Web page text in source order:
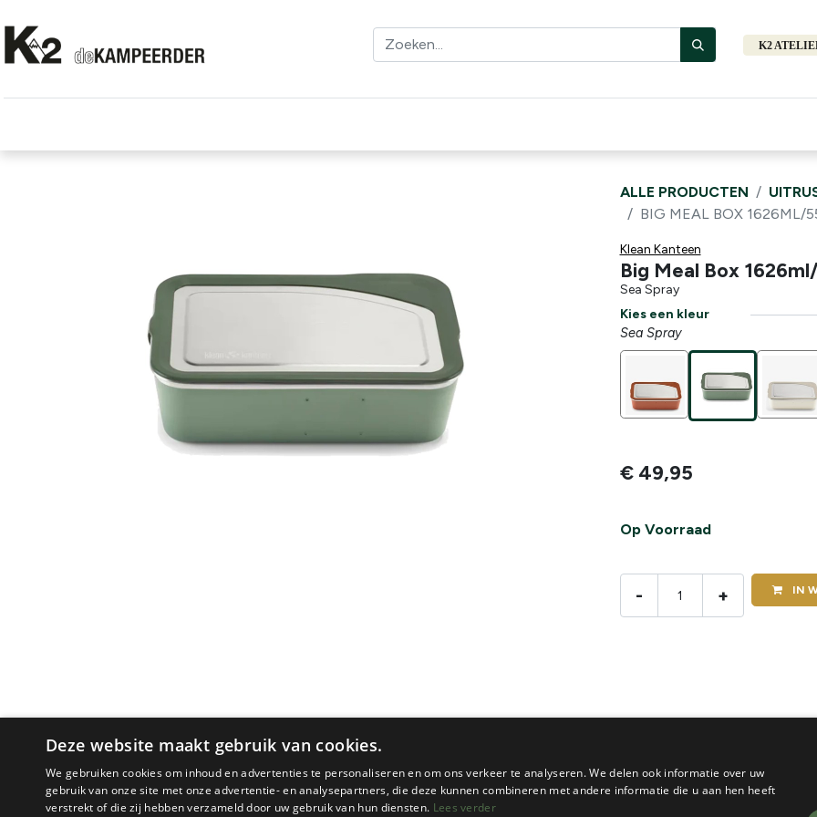
K2
ALLE PRODUCTEN
BIG MEAL BOX 1626ML/
Klean Kanteen
Big Meal Box
Sea Spray
Kies een kleur
Sea Spray
€ 49,95
Op Voorraad
- + IN
PRODUCTOMSCHRIJVING
Deze website maakt gebruik van cookies.
We gebruiken cookies om inhoud en advertenties te personaliseren en om ons verkeer te analyseren. We delen ook informatie over uw
gebruik van onze site met onze advertentie- en analysepartners, die deze kunnen combineren met andere informatie die u aan hen heeft
verstrekt of die zij hebben verzameld door uw gebruik van hun diensten. Lees verder